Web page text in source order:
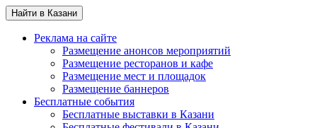
Найти в Казани
Реклама на сайте
Размещение анонсов мероприятий
Размещение ресторанов и кафе
Размещение мест и площадок
Размещение баннеров
Бесплатные события
Бесплатные выставки в Казани